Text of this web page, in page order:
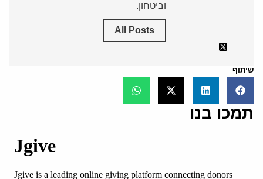
וביטחון.
All Posts
שיתוף
תמכו בנו